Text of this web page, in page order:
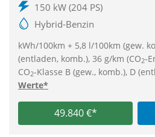
150 kW (204 PS)
Hybrid-Benzin
kWh/100km + 5,8 l/100km (gew.
(entladen, komb.), 36 g/km (CO2-
CO2-Klasse B (gew., komb.), D
Werte*
49.840 €*